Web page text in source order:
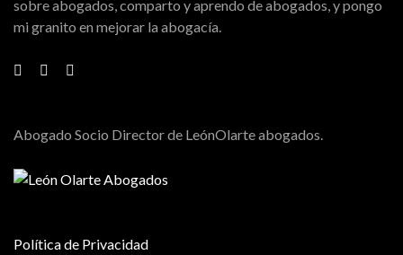
sobre abogados, comparto y aprendo de abogados, y pongo
mi granito en mejorar la abogacía.
Abogado Socio Director de LeónOlarte abogados.
Política de Privacidad